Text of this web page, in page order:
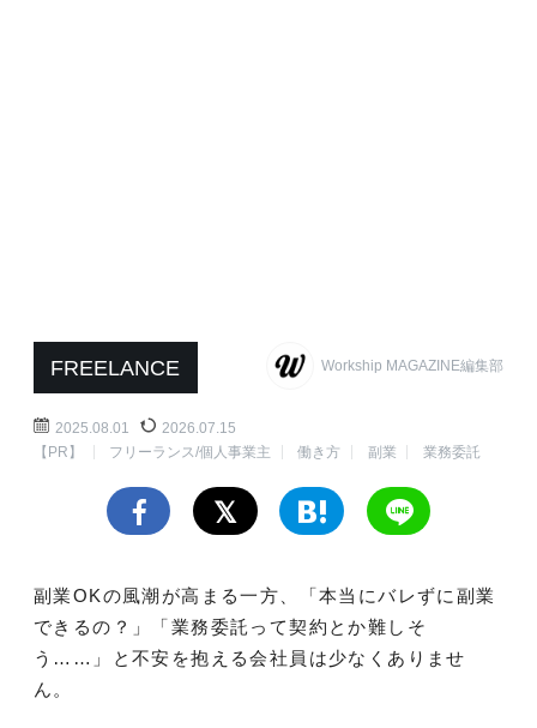
FREELANCE Workship MAGAZINE編集部
2025.08.01
2026.07.15
【PR】
フリーランス/個人事業主 働き方 副業 業務委託
副業OKの風潮が高まる一方、「本当にバレずに副業
できるの？」「業務委託って契約とか難しそ
う……」と不安を抱える会社員は少なくありませ
ん。